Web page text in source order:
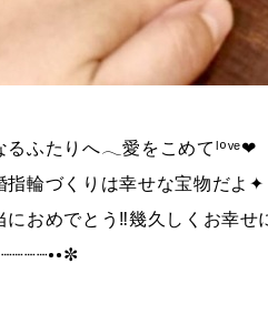
るふたりへ𓂃愛をこめてˡºᵛᵉ❤︎
指輪づくりは幸せな宝物だよ✦
におめでとう‼︎幾久しくお幸せ